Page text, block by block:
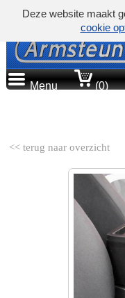
Menu (0)
<< terug naar overzicht
Deze website maakt
cookie